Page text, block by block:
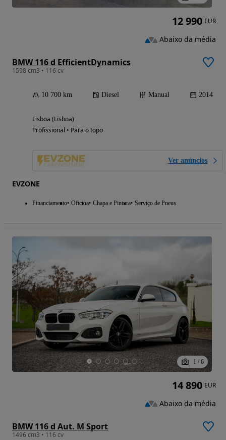
BMW 116 d EfficientDynamics
1598 cm3 • 116 cv
10 700 km Diesel Manual 2014
Lisboa (Lisboa)
Profissional • Para o topo
Ver anúncios
EVZONE
Financiamento Oficina Chapa e Pintura Serviço de Pneus
12 990 EUR
Abaixo da média
1 / 6
BMW 116 d Aut. M Sport
1496 cm3 • 116 cv
14 890 EUR
Abaixo da média